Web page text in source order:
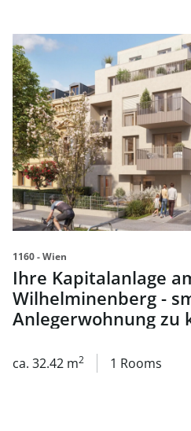
link to page Ihre
1160 - Wien
Ihre Kapitalanlage
Wilhelminenberg -
Anlegerwohnung zu
ca. 32.42 m2 1 Rooms